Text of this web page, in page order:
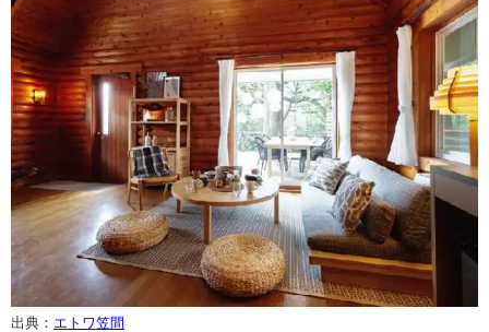
出典： エトワ笠間